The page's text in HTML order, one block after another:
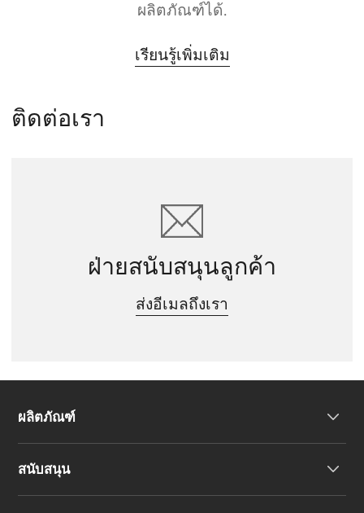
ผลิตภัณฑ์ได้.
เรียนรู้เพิ่มเติม
ติดต่อเรา
ฝ่ายสนับสนุนลูกค้า
ส่งอีเมลถึงเรา
ผลิตภัณฑ์
สนับสนุน